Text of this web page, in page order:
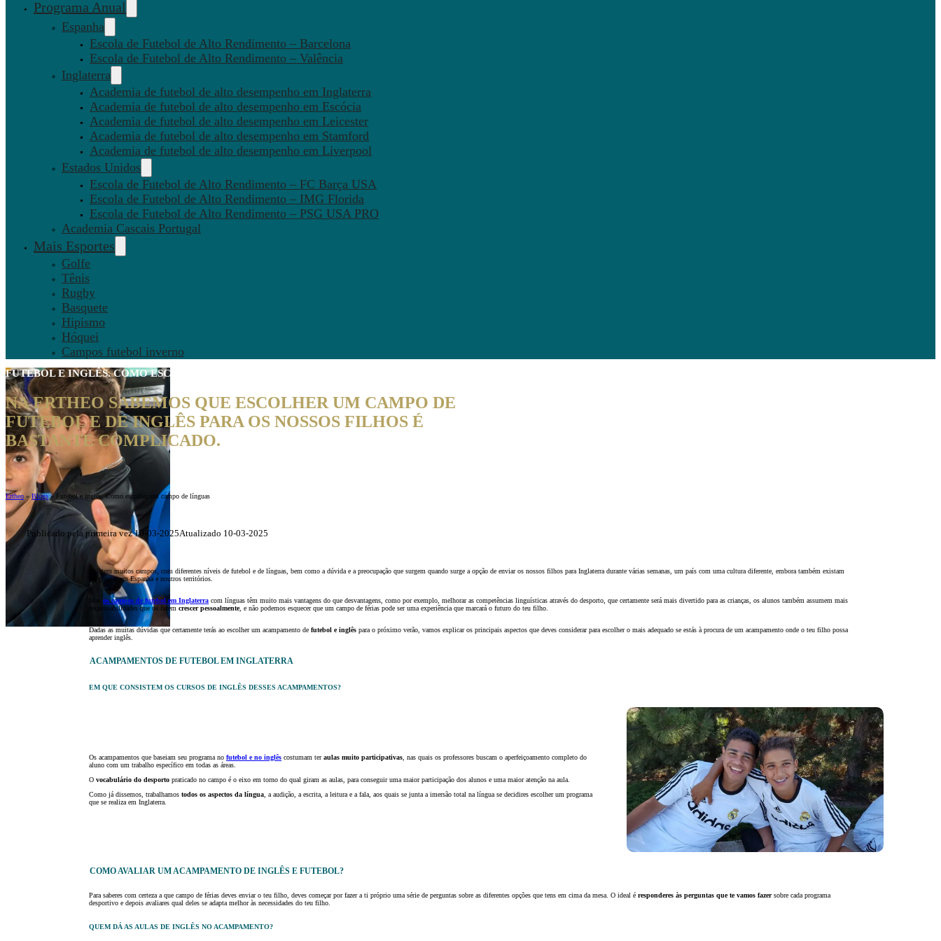
Programa Anual
Espanha
Escola de Futebol de Alto Rendimento – Barcelona
Escola de Futebol de Alto Rendimento – Valência
Inglaterra
Academia de futebol de alto desempenho em Inglaterra
Academia de futebol de alto desempenho em Escócia
Academia de futebol de alto desempenho em Leicester
Academia de futebol de alto desempenho em Stamford
Academia de futebol de alto desempenho em Liverpool
Estados Unidos
Escola de Futebol de Alto Rendimento – FC Barça USA
Escola de Futebol de Alto Rendimento – IMG Florida
Escola de Futebol de Alto Rendimento – PSG USA PRO
Academia Cascais Portugal
Mais Esportes
Golfe
Tênis
Rugby
Basquete
Hipismo
Hóquei
Campos futebol inverno
FUTEBOL E INGLÊS. COMO ESCOLHER UM CAMPO DE FÉRIAS DE LÍNGUAS 2026
NA ERTHEO SABEMOS QUE ESCOLHER UM CAMPO DE
FUTEBOL E DE INGLÊS PARA OS NOSSOS FILHOS É
BASTANTE COMPLICADO.
Ertheo»Blogs» Futebol e inglês. Como escolher um campo de línguas
Publicado pela primeira vez 10-03-2025Atualizado 10-03-2025
Existem muitos campos, com diferentes níveis de futebol e de línguas, bem como a dúvida e a preocupação que surgem quando surge a opção de enviar os nossos filhos para Inglaterra durante várias semanas, um país com uma cultura diferente, embora também existam
programas em Espanha e noutros territórios.
Mas os campos de futebol em Inglaterra com línguas têm muito mais vantagens do que desvantagens, como por exemplo, melhorar as competências linguísticas através do desporto, que certamente será mais divertido para as crianças, os alunos também assumem mais
responsabilidades que os fazem crescer pessoalmente, e não podemos esquecer que um campo de férias pode ser uma experiência que marcará o futuro do teu filho.
Dadas as muitas dúvidas que certamente terás ao escolher um acampamento de futebol e inglês para o próximo verão, vamos explicar os principais aspectos que deves considerar para escolher o mais adequado se estás à procura de um acampamento onde o teu filho possa
aprender inglês.
ACAMPAMENTOS DE FUTEBOL EM INGLATERRA
EM QUE CONSISTEM OS CURSOS DE INGLÊS DESSES ACAMPAMENTOS?
Os acampamentos que baseiam seu programa no futebol e no inglês costumam teraulas muito participativas , nas quais os professores buscam o aperfeiçoamento completo do
aluno com um trabalho específico em todas as áreas.
O vocabulário do desporto praticado no campo é o eixo em torno do qual giram as aulas, para conseguir uma maior participação dos alunos e uma maior atenção na aula.
Como já dissemos, trabalhamos todos os aspectos da língua , a audição, a escrita, a leitura e a fala, aos quais se junta a imersão total na língua se decidires escolher um programa
que se realiza em Inglaterra.
COMO AVALIAR UM ACAMPAMENTO DE INGLÊS E FUTEBOL?
Para saberes com certeza a que campo de férias deves enviar o teu filho, deves começar por fazer a ti próprio uma série de perguntas sobre as diferentes opções que tens em cima da mesa. O ideal é responderes às perguntas que te vamos fazersobre cada programa
desportivo e depois avaliares qual deles se adapta melhor às necessidades do teu filho.
QUEM DÁ AS AULAS DE INGLÊS NO ACAMPAMENTO?